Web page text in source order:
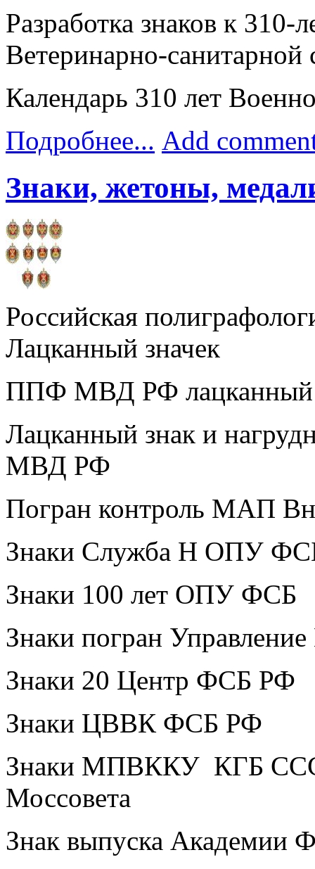
Разработка знаков к 310-
Ветеринарно-
Календарь 310 лет
Подробнее... Add
Знаки, жетоны,
Российская
Лацканный значек
ППФ МВД РФ лацканный
Лацканный знак и
МВД РФ
Погран контроль МАП
Знаки Служба Н ОПУ
Знаки 100 лет ОПУ ФСБ
Знаки погран
Знаки 20 Центр ФСБ РФ
Знаки ЦВВК ФСБ РФ
Знаки МПВККУ КГБ
Моссовета
Знак выпуска Академии